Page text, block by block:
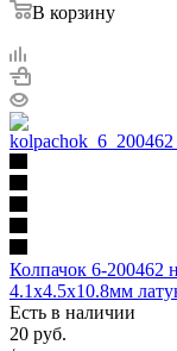
В корзину
Колпачoк 6-200462
4.1х4.5х10.8мм
Есть в наличии
20 руб.